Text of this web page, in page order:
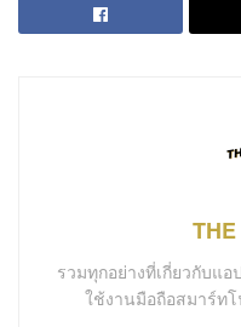
รวมทุกอย่างที่เกี่ยวกับแ
ใช้งานมือถือสมาร์ท